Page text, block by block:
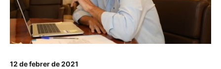
12 de febrer de 2021